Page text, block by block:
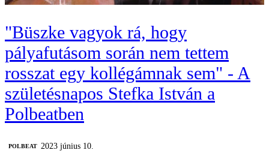
"Büszke vagyok rá, hogy
pályafutásom során nem tettem
rosszat egy kollégámnak sem" - A
születésnapos Stefka István a
Polbeatben
‎POLBEAT 2023 június 10.